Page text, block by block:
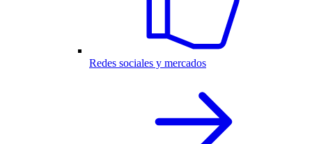
Redes sociales y mercados